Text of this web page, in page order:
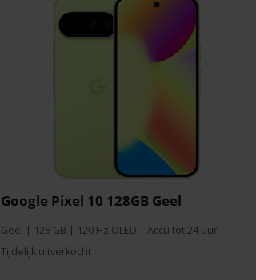
Google Pixel 10 128GB Geel
Geel | 128 GB | 120 Hz OLED | Accu tot 24 uur
Tijdelijk uitverkocht